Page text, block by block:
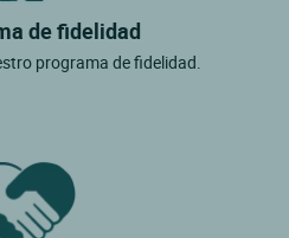
de fidelidad
programa de fidelidad.